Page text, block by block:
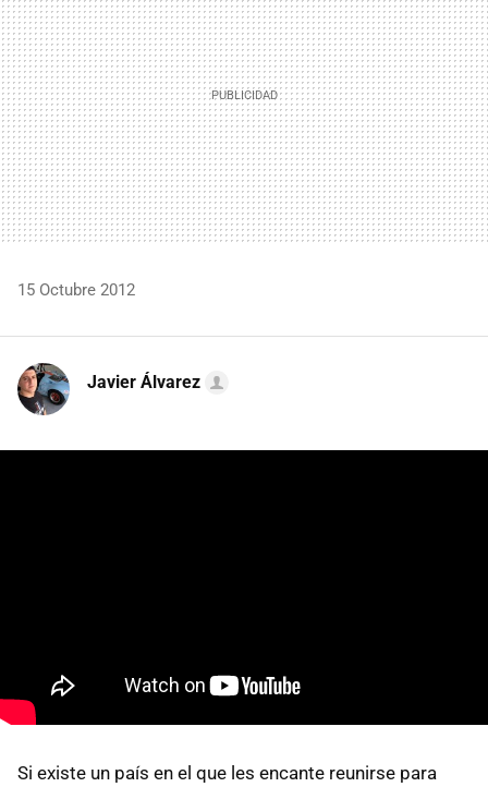
15 Octubre 2012
Javier Álvarez
Si existe un país en el que les encante reunirse para